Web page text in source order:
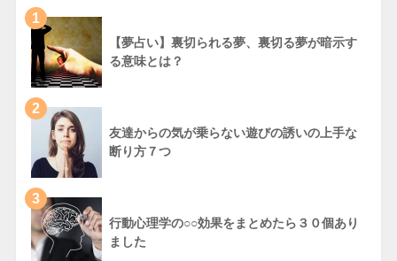
1
【夢占い】裏切られる夢、裏切る夢が暗示す
る意味とは？
2
友達からの気が乗らない遊びの誘いの上手な
断り方７つ
3
行動心理学の○○効果をまとめたら３０個あり
ました